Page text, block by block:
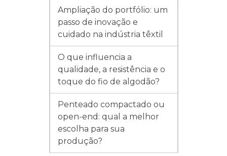
Ampliação do portfólio: um
passo de inovação e
cuidado na indústria têxtil
O que influencia a
qualidade, a resistência e o
toque do fio de algodão?
Penteado compactado ou
open-end: qual a melhor
escolha para sua
produção?